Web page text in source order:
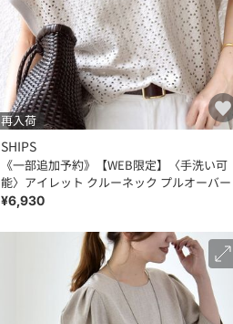
再入荷
SHIPS
《一部追加予約》【WEB限定】〈手洗い可
能〉アイレット クルーネック プルオーバー
¥6,930